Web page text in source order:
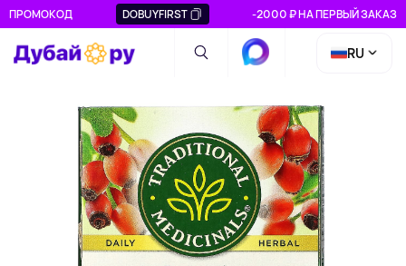
ПРОМОКОД DOBUYFIRST -2000 ₽ НА ПЕРВЫЙ ЗАКАЗ
RU